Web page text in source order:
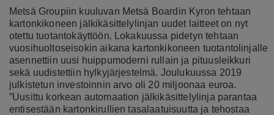
Metsä Groupiin kuuluvan Metsä Boardin Kyron tehtaan
kartonkikoneen jälkikäsittelylinjan uudet laitteet on nyt
otettu tuotantokäyttöön. Lokakuussa pidetyn tehtaan
vuosihuoltoseisokin aikana kartonkikoneen tuotantolinjalle
asennettiin uusi huippumoderni rullain ja pituusleikkuri
sekä uudistettiin hylkyjärjestelmä. Joulukuussa 2019
julkistetun investoinnin arvo oli 20 miljoonaa euroa.
”Uusittu korkean automaation jälkikäsittelylinja parantaa
entisestään kartonkirullien tasalaatuisuutta ja tehostaa